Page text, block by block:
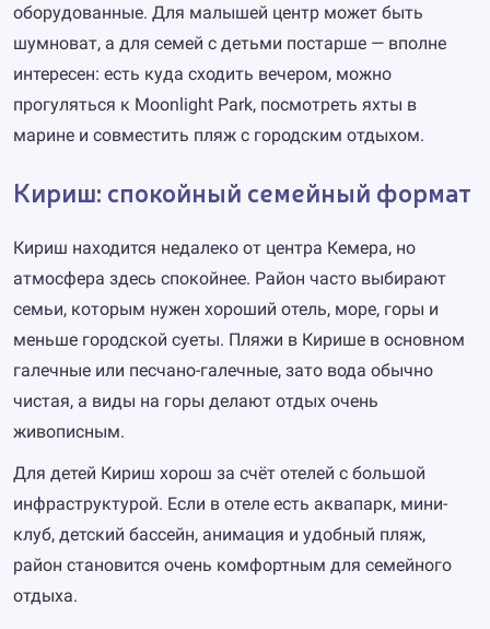
оборудованные. Для малышей центр может быть
шумноват, а для семей с детьми постарше — вполне
интересен: есть куда сходить вечером, можно
прогуляться к Moonlight Park, посмотреть яхты в
марине и совместить пляж с городским отдыхом.
Кириш: спокойный семейный формат
Кириш находится недалеко от центра Кемера, но
атмосфера здесь спокойнее. Район часто выбирают
семьи, которым нужен хороший отель, море, горы и
меньше городской суеты. Пляжи в Кирише в основном
галечные или песчано-галечные, зато вода обычно
чистая, а виды на горы делают отдых очень
живописным.
Для детей Кириш хорош за счёт отелей с большой
инфраструктурой. Если в отеле есть аквапарк, мини-
клуб, детский бассейн, анимация и удобный пляж,
район становится очень комфортным для семейного
отдыха.